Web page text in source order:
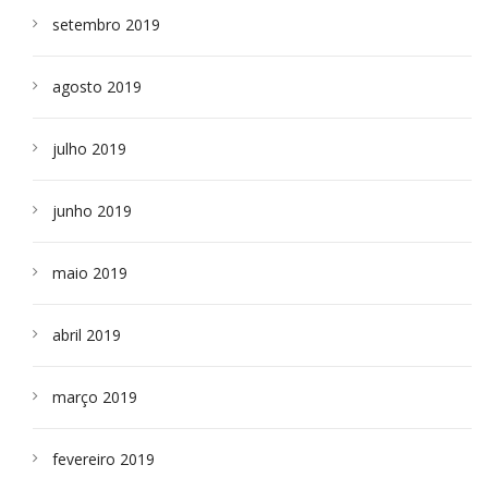
setembro 2019
agosto 2019
julho 2019
junho 2019
maio 2019
abril 2019
março 2019
fevereiro 2019